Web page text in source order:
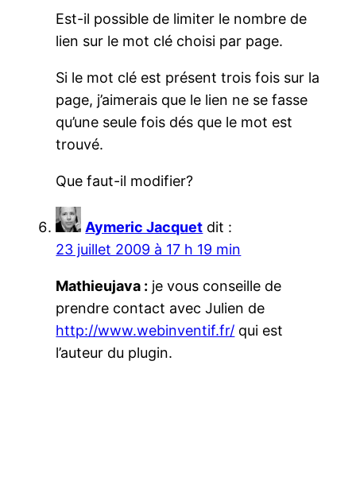
Est-il possible de limiter le nombre de
lien sur le mot clé choisi par page.
Si le mot clé est présent trois fois sur la
page, j’aimerais que le lien ne se fasse
qu’une seule fois dés que le mot est
trouvé.
Que faut-il modifier?
Aymeric Jacquet dit :
23 juillet 2009 à 17 h 19 min
Mathieujava : je vous conseille de
prendre contact avec Julien de
http://www.webinventif.fr/ qui est
l’auteur du plugin.